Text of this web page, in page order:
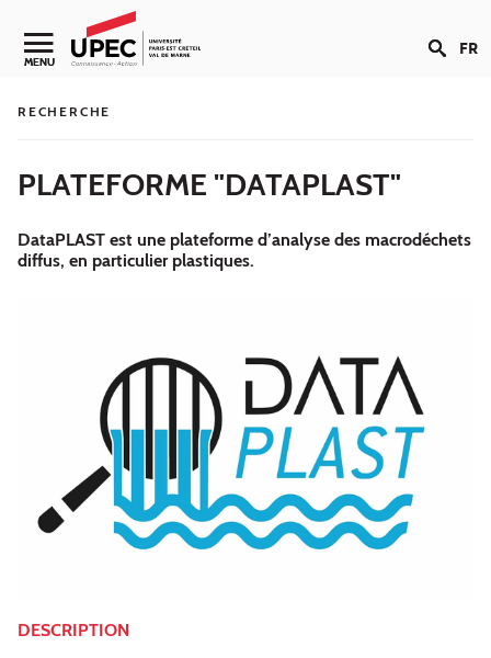
Aller au contenu
Navigation secondaire
MENU FR
RECHERCHE
PLATEFORME "DATAPLAST"
DataPLAST est une plateforme d’analyse des macrodéchets
diffus, en particulier plastiques.
DESCRIPTION